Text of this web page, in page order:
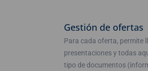
Gestión de ofertas
Para cada oferta, permite
presentaciones y todas
tipo de documentos